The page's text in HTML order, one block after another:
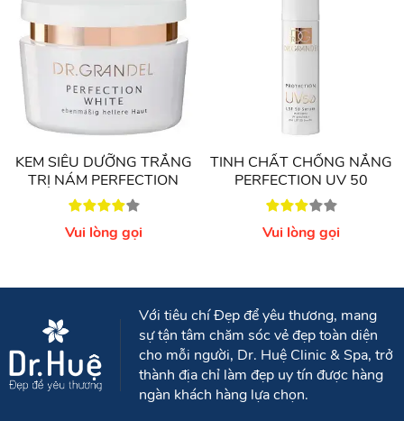
khi sử dụng kem.
PERFECTION BB
được khuyên nên sử dụng vào
ban ngày.
KEM SIÊU DƯỠNG TRẮNG
TRỊ NÁM PERFECTION
WHITE
Vui lòng gọi
TINH CHẤT CHỐNG NẮNG
PERFECTION UV 50
Vui lòng gọi
Với tiêu chí Đẹp để yêu thương, mang
sự tận tâm chăm sóc vẻ đẹp toàn diện
cho mỗi người, Dr. Huệ Clinic & Spa, trở
thành địa chỉ làm đẹp uy tín được hàng
ngàn khách hàng lựa chọn.